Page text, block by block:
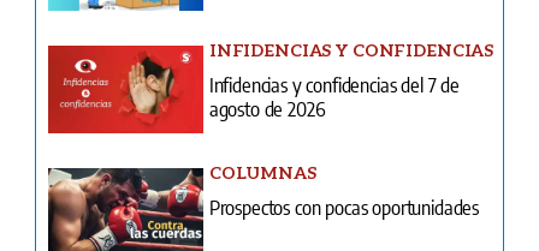
INFIDENCIAS Y CONFIDENCIAS
Infidencias y confidencias del 7 de
agosto de 2026
COLUMNAS
Prospectos con pocas oportunidades